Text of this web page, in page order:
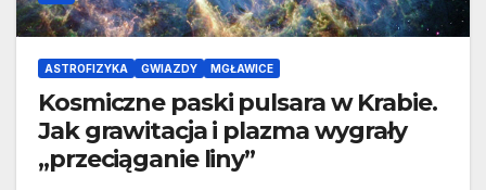
ASTROFIZYKA GWIAZDY MGŁAWICE
Kosmiczne paski pulsara w Krabie.
Jak grawitacja i plazma wygrały
„przeciąganie liny”